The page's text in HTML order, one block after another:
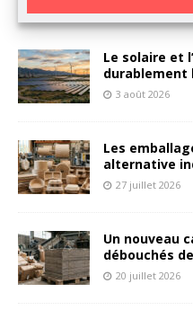
l
t
e
n
a
t
e
:
Le solaire et
durablement
3 août 2026
Les
alternative
27 juillet 2026
Un nouveau
débouchés
20 juillet 2026